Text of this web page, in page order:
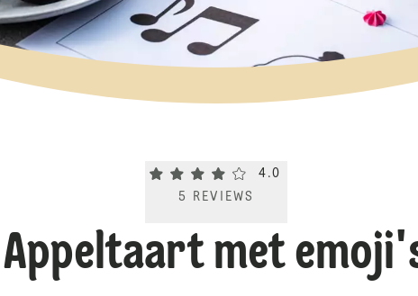
Current rating 4.0. Click to rate.
4.0
5
REVIEWS
Appeltaart met